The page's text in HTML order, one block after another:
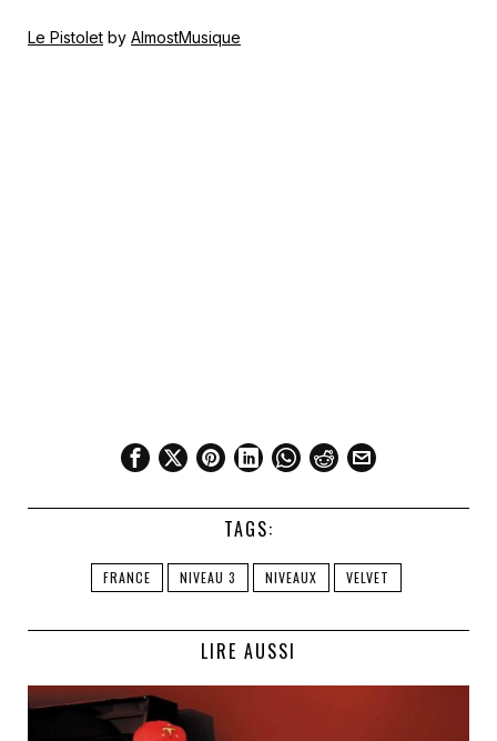
Le Pistolet by AlmostMusique
TAGS:
FRANCE NIVEAU 3 NIVEAUX VELVET
LIRE AUSSI